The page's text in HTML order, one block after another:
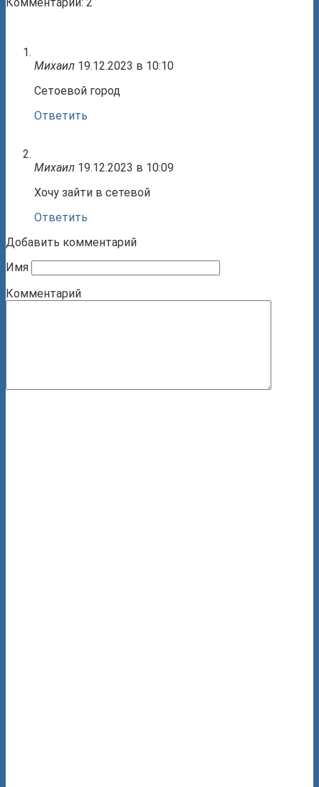
Михаил 19.12.2023 в 10:10
Сетоевой город
Ответить
Михаил 19.12.2023 в 10:09
Хочу зайти в сетевой
Ответить
Добавить комментарий
Имя
Комментарий